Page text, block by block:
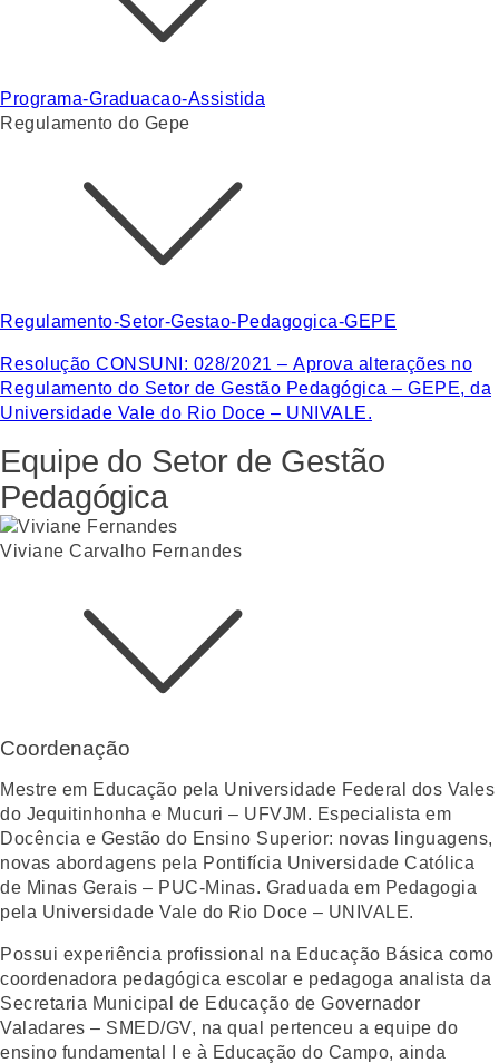
Programa-Graduacao-Assistida
Regulamento do Gepe
Regulamento-Setor-Gestao-Pedagogica-GEPE
Resolução CONSUNI: 028/2021 – Aprova alterações no
Regulamento do Setor de Gestão Pedagógica – GEPE, da
Universidade Vale do Rio Doce – UNIVALE.
Equipe do Setor de Gestão
Pedagógica
Viviane Carvalho Fernandes
Coordenação
Mestre em Educação pela Universidade Federal dos Vales
do Jequitinhonha e Mucuri – UFVJM. Especialista em
Docência e Gestão do Ensino Superior: novas linguagens,
novas abordagens pela Pontifícia Universidade Católica
de Minas Gerais – PUC-Minas. Graduada em Pedagogia
pela Universidade Vale do Rio Doce – UNIVALE.
Possui experiência profissional na Educação Básica como
coordenadora pedagógica escolar e pedagoga analista da
Secretaria Municipal de Educação de Governador
Valadares – SMED/GV, na qual pertenceu a equipe do
ensino fundamental I e à Educação do Campo, ainda